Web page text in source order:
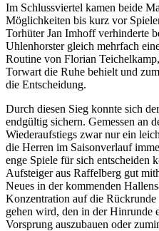
Im Schlussviertel kamen beide
Möglichkeiten bis kurz vor
Torhüter Jan Imhoff verhinderte
Uhlenhorster gleich mehrfach
Routine von Florian
Torwart die Ruhe behielt und
die Entscheidung.
Durch diesen Sieg konnte sich
endgültig sichern. Gemessen an
Wiederaufstiegs zwar nur ein
die Herren im Saisonverlauf
enge Spiele für sich entscheiden
Aufsteiger aus Raffelberg gut
Neues in der kommenden
Konzentration auf die Rückrunde
gehen wird, den in der Hinrunde
Vorsprung auszubauen oder